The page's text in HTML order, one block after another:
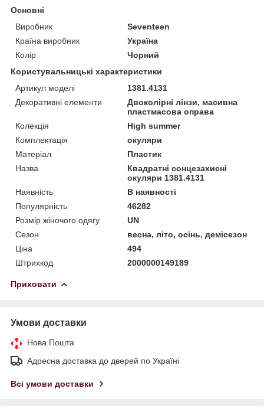
Основні
Виробник
Seventeen
Країна виробник
Україна
Колір
Чорний
Користувальницькі характеристики
Артикул моделі
1381.4131
Декоративні елементи
Двоколірні лінзи, масивна
пластмасова оправа
Колекція
High summer
Комплектація
окуляри
Матеріал
Пластик
Назва
Квадратні сонцезахисні
окуляри 1381.4131
Наявність
В наявності
Популярність
46282
Розмір жіночого одягу
UN
Сезон
весна, літо, осінь, демісезон
Ціна
494
Штрихкод
2000000149189
Приховати
Умови доставки
Нова Пошта
Адресна доставка до дверей по Україні
Всі умови доставки